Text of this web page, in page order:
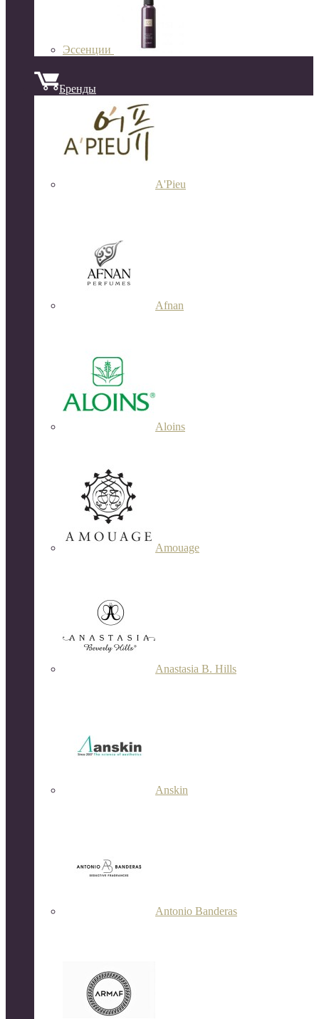
Эссенции
Бренды
A'Pieu
Afnan
Aloins
Amouage
Anastasia B. Hills
Anskin
Antonio Banderas